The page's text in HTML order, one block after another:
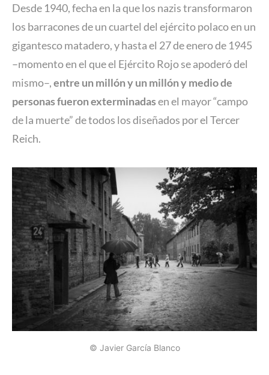
Desde 1940, fecha en la que los nazis transformaron
los barracones de un cuartel del ejército polaco en un
gigantesco matadero, y hasta el 27 de enero de 1945
–momento en el que el Ejército Rojo se apoderó del
mismo–,entre un millón y un millón y medio de
personas fueron exterminadasen el mayor “campo
de la muerte” de todos los diseñados por el Tercer
Reich.
© Javier García Blanco